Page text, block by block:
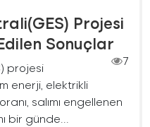
Projesi
Sonuçlar
7
projesi
enerji, elektrikli
salımı engellenen
bir günde...